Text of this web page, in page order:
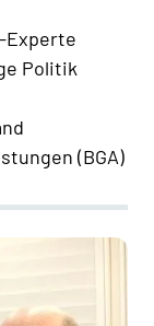
Experte
Politik
(BGA)